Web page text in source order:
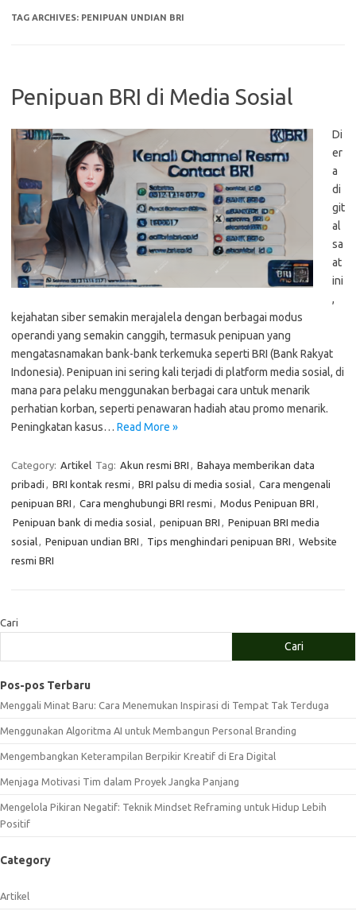
TAG ARCHIVES: PENIPUAN UNDIAN BRI
Penipuan BRI di Media Sosial
Di
er
a
di
git
al
sa
at
ini
,
kejahatan siber semakin merajalela dengan berbagai modus
operandi yang semakin canggih, termasuk penipuan yang
mengatasnamakan bank-bank terkemuka seperti BRI (Bank Rakyat
Indonesia). Penipuan ini sering kali terjadi di platform media sosial, di
mana para pelaku menggunakan berbagai cara untuk menarik
perhatian korban, seperti penawaran hadiah atau promo menarik.
Peningkatan kasus… Read More »
Category: Artikel Tag: Akun resmi BRI , Bahaya memberikan data
pribadi , BRI kontak resmi , BRI palsu di media sosial, Cara mengenali
penipuan BRI , Cara menghubungi BRI resmi , Modus Penipuan BRI ,
Penipuan bank di media sosial, penipuan BRI , Penipuan BRI media
sosial, Penipuan undian BRI , Tips menghindari penipuan BRI , Website
resmi BRI
Cari
Cari
Pos-pos Terbaru
Menggali Minat Baru: Cara Menemukan Inspirasi di Tempat Tak Terduga
Menggunakan Algoritma AI untuk Membangun Personal Branding
Mengembangkan Keterampilan Berpikir Kreatif di Era Digital
Menjaga Motivasi Tim dalam Proyek Jangka Panjang
Mengelola Pikiran Negatif: Teknik Mindset Reframing untuk Hidup Lebih
Positif
Category
Artikel